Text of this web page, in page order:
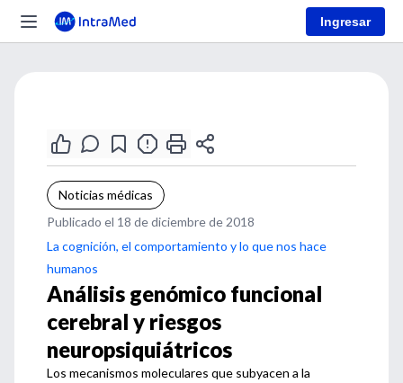
Ingresar
Noticias médicas
Publicado el 18 de diciembre de 2018
La cognición, el comportamiento y lo que nos hace
humanos
Análisis genómico funcional
cerebral y riesgos
neuropsiquiátricos
Los mecanismos moleculares que subyacen a la